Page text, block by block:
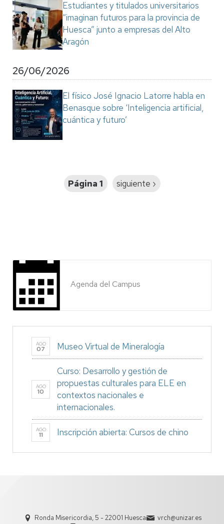
Estudiantes y titulados universitarios
“imaginan futuros para la provincia de
Huesca” junto a empresas del Alto
Aragón
26/06/2026
El físico José Ignacio Latorre habla en
Benasque sobre ‘Inteligencia artificial,
cuántica y futuro’
Página 1
Siguiente
siguiente ›
Agenda del Campus
AGO
07 Museo Virtual de Mineralogía
AGO
10
Curso: Desarrollo y gestión de
propuestas culturales para ELE en
contextos nacionales e
internacionales.
AGO
11 Inscripción abierta: Cursos de chino
Ronda Misericordia, 5 - 22001 Huesca
vrch@unizar.es